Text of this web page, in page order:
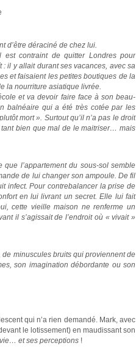
d’être déraciné de chez lui.
contraint de quitter Londres pour
: il y allait durant ses vacances, avec sa
et faisaient les petites boutiques de la
la nourriture asiatique livrée.
et va devoir faire face à son beau-
balnéaire qui a été très cotée par les
mort ». Surtout qu’il n’a pas le droit
bien que mal de le maitriser… mais
l’appartement du sous-sol semble
de lui changer son ampoule. De fil
infect. Pour contrebalancer la prise de
en lui livrant un secret. Elle lui fait
cette vieille maison ne renferme un
il s’agissait de l’endroit où « vivait »
minuscules bruits qui proviennent de
son imagination débordante ou son
qui n’a rien demandé. Mark, avec
le lotissement) en maudissant son
et ses perceptions !